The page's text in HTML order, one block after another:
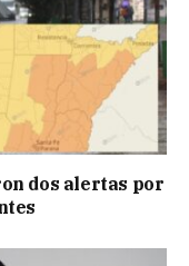
dos alertas por